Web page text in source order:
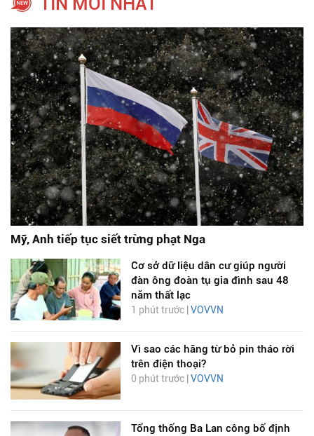
Mỹ, Anh tiếp tục siết trừng phạt Nga
Cơ sở dữ liệu dân cư giúp người
đàn ông đoàn tụ gia đình sau 48
năm thất lạc
1 phút trước | VOVVN
Vì sao các hãng từ bỏ pin tháo rời
trên điện thoại?
0 phút trước | VOVVN
Tổng thống Ba Lan công bố định